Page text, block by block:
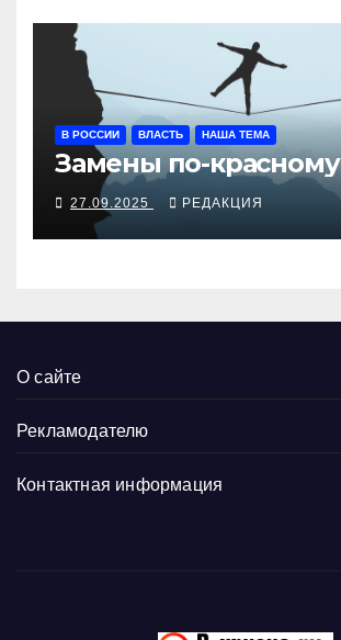
В РОССИИ ВЛАСТЬ НАША ТЕМА
Замены по-красному
27.09.2025 РЕДАКЦИЯ
О сайте
Рекламодателю
Контактная информация